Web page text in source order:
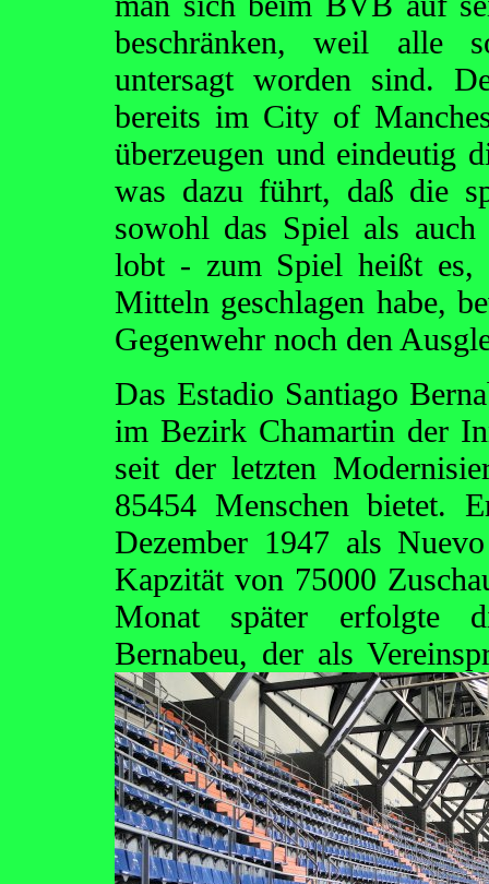
beschränken, weil alle
untersagt worden sind.
bereits im City of
überzeugen und eindeutig
was dazu führt, daß die
sowohl das Spiel als
lobt - zum Spiel heißt
Mitteln geschlagen habe,
Gegenwehr noch den
Das Estadio Santiago
im Bezirk Chamartin der
seit der letzten
85454 Menschen bietet.
Dezember 1947 als
Kapzität von 75000
Monat später erfolgte
Bernabeu, der als